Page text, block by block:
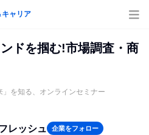
キャリア
ドを掴む!市場調査・商
を知る、オンラインセミナー
レッシュ 企業をフォロー